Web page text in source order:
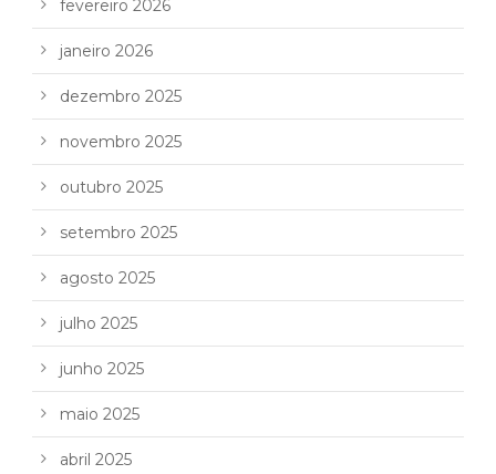
fevereiro 2026
janeiro 2026
dezembro 2025
novembro 2025
outubro 2025
setembro 2025
agosto 2025
julho 2025
junho 2025
maio 2025
abril 2025